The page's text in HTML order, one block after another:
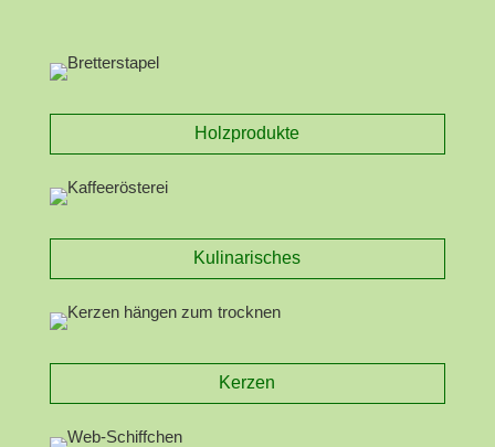
Holzprodukte
Kulinarisches
Kerzen